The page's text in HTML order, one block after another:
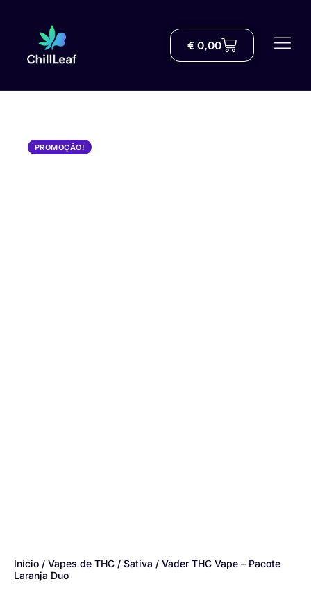
Comprar
Sobre nós
€ 0,00
PROMOÇÃO!
Início / Vapes de THC / Sativa / Vader THC Vape – Pacote
Laranja Duo